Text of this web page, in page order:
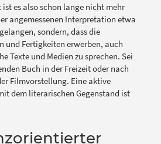
es also schon lange nicht mehr
angemessenen Interpretation etwa
sondern, dass die
und Fertigkeiten erwerben, auch
Texte und Medien zu sprechen. Sei
Buch in der Freizeit oder nach
Filmvorstellung. Eine aktive
dem literarischen Gegenstand ist